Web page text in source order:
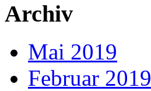
Archiv
Mai 2019
Februar 2019